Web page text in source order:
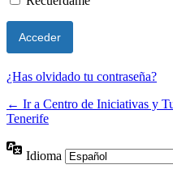
¿Has olvidado tu contraseña?
← Ir a Centro de Iniciativas y
Tenerife
Idioma